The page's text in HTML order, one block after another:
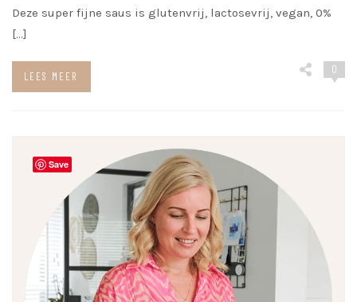
Deze super fijne saus is glutenvrij, lactosevrij, vegan, 0%
[…]
LEES MEER
0
Save